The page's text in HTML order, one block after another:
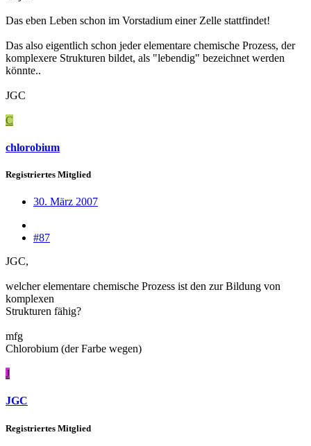
Das eben Leben schon im Vorstadium einer Zelle stattfindet!
Das also eigentlich schon jeder elementare chemische Prozess, der
komplexere Strukturen bildet, als "lebendig" bezeichnet werden
könnte..
JGC
C
chlorobium
Registriertes Mitglied
30. März 2007
#87
JGC,
welcher elementare chemische Prozess ist den zur Bildung von
komplexen
Strukturen fähig?
mfg
Chlorobium (der Farbe wegen)
J
JGC
Registriertes Mitglied